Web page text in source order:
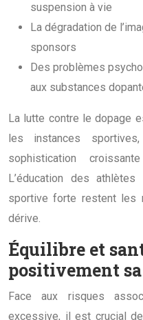
suspension à vie
La dégradation de
sponsors
Des problèmes
aux substances
La lutte contre le dopage
les instances
sophistication
L’éducation des
sportive forte restent les
dérive.
Équilibre et
positivement
Face aux risques
excessive, il est crucial